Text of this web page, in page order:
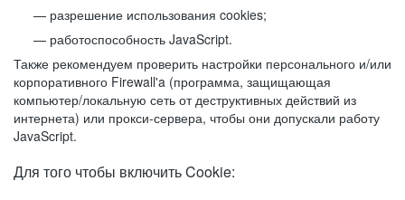
разрешение использования cookies;
работоспособность JavaScript.
Также рекомендуем проверить настройки персонального и/или
корпоративного Firewall'a (программа, защищающая
компьютер/локальную сеть от деструктивных действий из
интернета) или прокси-сервера, чтобы они допускали работу
JavaScript.
Для того чтобы включить Cookie: